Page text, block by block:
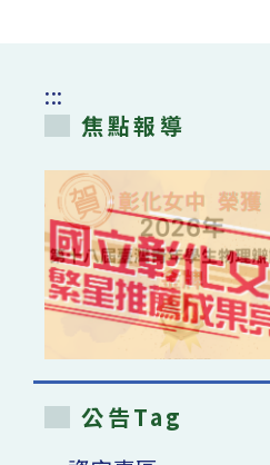
:::
焦點報導
公告Tag